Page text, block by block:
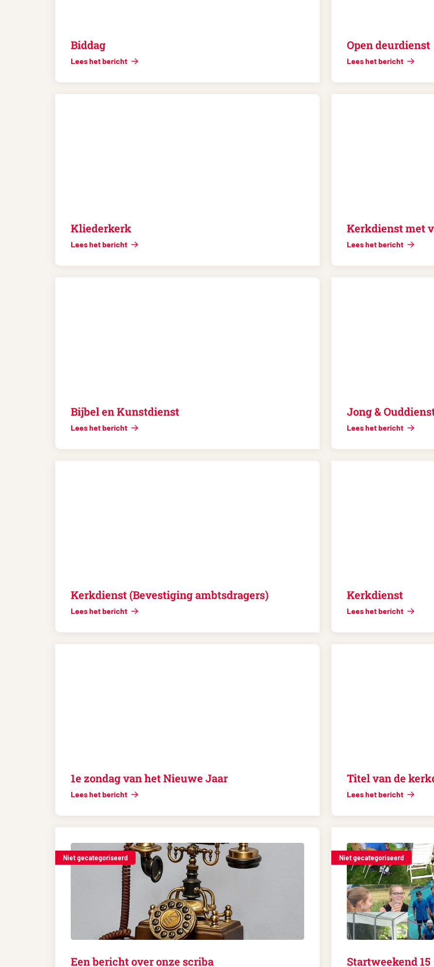
Biddag
Lees het bericht
Open deurdienst
Lees het bericht
Kliederkerk
Lees het bericht
Kerkdienst met
Lees het bericht
Bijbel en Kunstdienst
Lees het bericht
Jong &
Lees het bericht
Kerkdienst (Bevestiging ambtsdragers)
Lees het bericht
Kerkdienst
Lees het bericht
1e zondag van het Nieuwe Jaar
Lees het bericht
Titel van de
Lees het bericht
Niet gecategoriseerd
Een bericht over onze scriba
Niet gecategoriseerd
Startweekend 15